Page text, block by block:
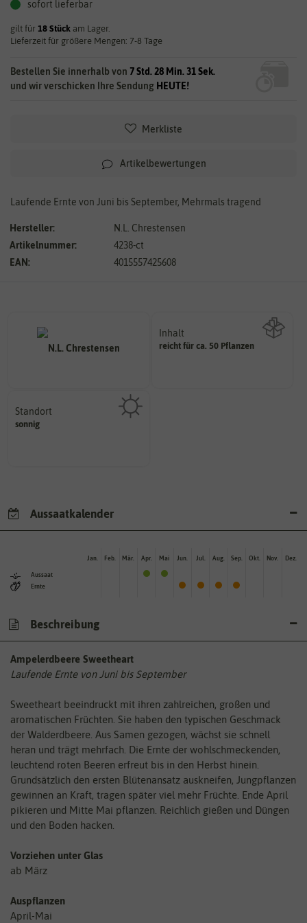
sofort lieferbar
gilt für 18 Stück am Lager.
Lieferzeit für größere Mengen: 7-8 Tage
Bestellen Sie innerhalb von 7 Std. 28 Min. 31 Sek.
und wir verschicken Ihre Sendung HEUTE!
Merkliste
Artikelbewertungen
Laufende Ernte von Juni bis September, Mehrmals tragend
Hersteller:
N.L. Chrestensen
Artikelnummer:
4238-ct
EAN:
4015557425608
Inhalt
reicht für ca. 50 Pflanzen
Wie viel ist enthalten
Standort
sonnig
Pflanze? (schattig, halbschattig,
sonnig, vollsonnig)
Aussaatkalender
Aussaat
Ernte
Jan. Feb. Mär. Apr. Mai Jun. Jul. Aug. Sep. Okt. Nov. Dez.
Beschreibung
Ampelerdbeere Sweetheart
Laufende Ernte von Juni bis September
Sweetheart beeindruckt mit ihren zahlreichen, großen und
aromatischen Früchten. Sie haben den typischen Geschmack
der Walderdbeere. Aus Samen gezogen, wächst sie schnell
heran und trägt mehrfach. Die Ernte der wohlschmeckenden,
leuchtend roten Beeren erfreut bis in den Herbst hinein.
Grundsätzlich den ersten Blütenansatz auskneifen, Jungpflanzen
gewinnen an Kraft, tragen später viel mehr Früchte. Ende April
pikieren und Mitte Mai pflanzen. Reichlich gießen und Düngen
und den Boden hacken.
Vorziehen unter Glas
ab März
Auspflanzen
April-Mai